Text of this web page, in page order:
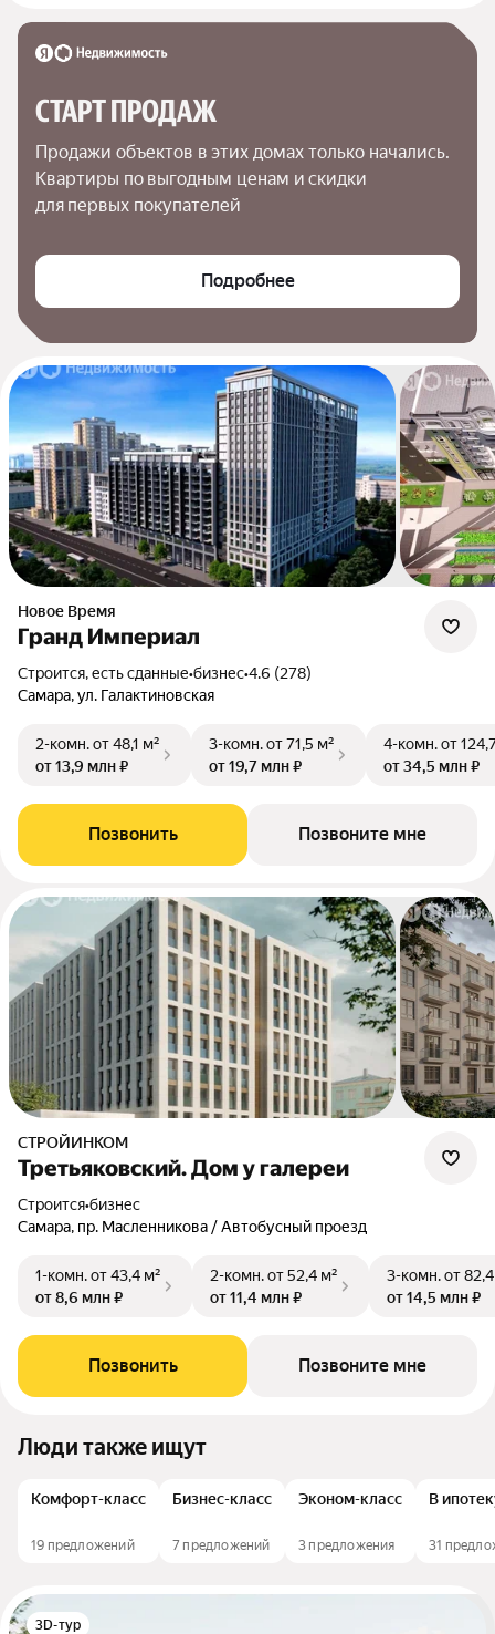
СТАРТ ПРОДАЖ
Продажи объектов в этих домах только начались.
Квартиры по выгодным ценам и скидки
для первых покупателей
Подробнее
Новое Время
Гранд Империал
Строится, есть сданные•бизнес•4.6 (278)
Самара, ул. Галактиновская
2-комн.от 48,1 м²
от 13,9 млн ₽
3-комн.от 71,5 м²
от 19,7 млн ₽
4-комн.от
от 34,5 млн ₽
Позвонить Позвоните мне
СТРОЙИНКОМ
Третьяковский. Дом у галереи
Строится•бизнес
Самара, пр. Масленникова / Автобусный проезд
1-комн.от 43,4 м²
от 8,6 млн ₽
2-комн.от 52,4 м²
от 11,4 млн ₽
3-комн.от
от 14,5 млн ₽
Позвонить Позвоните мне
Люди также ищут
Комфорт-класс
19 предложений
Бизнес-класс
7 предложений
Эконом-класс
3 предложения
В
31
3D-тур